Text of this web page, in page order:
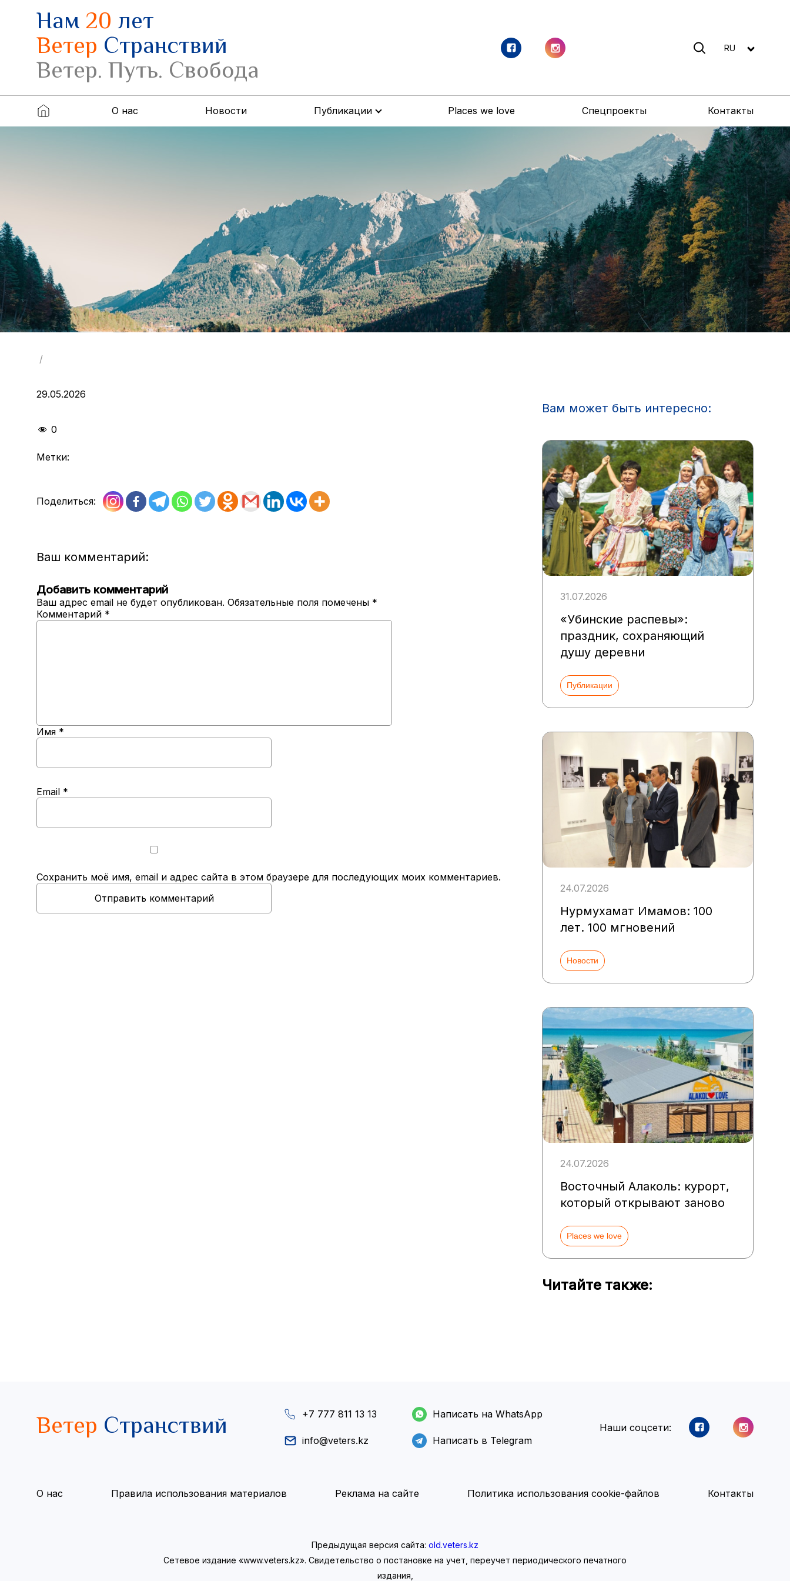
Нам20лет
Ветер Странствий
Ветер. Путь. Свобода
RU
О нас Новости Публикации Places we love Спецпроекты Контакты
/
29.05.2026
0
Метки:
Поделиться:
Ваш комментарий:
Добавить комментарий
Ваш адрес email не будет опубликован. Обязательные поля помечены *
Комментарий *
Имя *
Email *
Сохранить моё имя, email и адрес сайта в этом браузере для последующих моих комментариев.
Вам может быть интересно:
31.07.2026
«Убинские распевы»:
праздник, сохраняющий
душу деревни
Публикации
24.07.2026
Нурмухамат Имамов: 100
лет. 100 мгновений
Новости
24.07.2026
Восточный Алаколь: курорт,
который открывают заново
Places we love
Читайте также:
Ветер Странствий +7 777 811 13 13
info@veters.kz
Написать на WhatsApp
Написать в Telegram
Наши соцсети:
О нас Правила использования материалов Реклама на сайте Политика использования cookie-файлов Контакты
Предыдущая версия сайта: old.veters.kz
Сетевое издание «www.veters.kz». Свидетельство о постановке на учет, переучет периодического печатного
издания,